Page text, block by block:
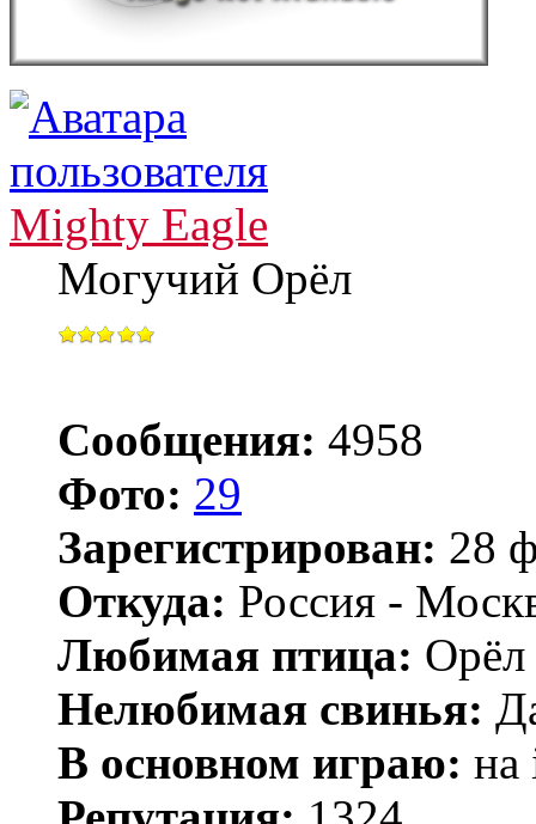
Mighty Eagle
Могучий Орёл
Сообщения: 4958
Фото: 29
Зарегистрирован: 28
Откуда: Россия -
Любимая птица:
Нелюбимая свинья:
В основном играю: на